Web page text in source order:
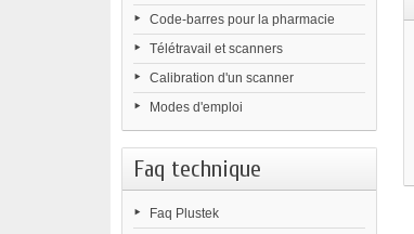
Code-barres pour la pharmacie
Télétravail et scanners
Calibration d'un scanner
Modes d'emploi
Faq technique
Faq Plustek